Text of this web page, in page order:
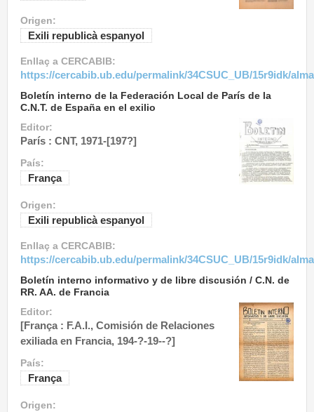
Origen:
Exili republicà espanyol
Enllaç a CERCABIB:
https://cercabib.ub.edu/permalink/34CSUC_UB/15r9idk/
Boletín interno de la Federación Local de París de la
C.N.T. de España en el exilio
Editor:
París : CNT, 1971-[197?]
País:
França
Origen:
Exili republicà espanyol
Enllaç a CERCABIB:
https://cercabib.ub.edu/permalink/34CSUC_UB/15r9idk/
Boletín interno informativo y de libre discusión / C.N. de
RR. AA. de Francia
Editor:
[França : F.A.I., Comisión de Relaciones
exiliada en Francia, 194-?-19--?]
País:
França
Origen: